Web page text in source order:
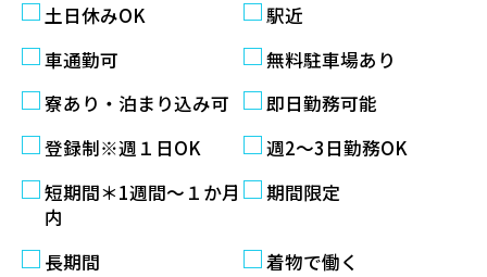
土日休みOK
駅近
車通勤可
無料駐車場あり
寮あり・泊まり込み可
即日勤務可能
登録制※週１日OK
週2〜3日勤務OK
短期間＊1週間～１か月
内
期間限定
長期間
着物で働く